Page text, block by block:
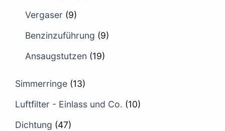
Vergaser (9)
Benzinzuführung (9)
Ansaugstutzen (19)
Simmerringe (13)
Luftfilter - Einlass und Co. (10)
Dichtung (47)